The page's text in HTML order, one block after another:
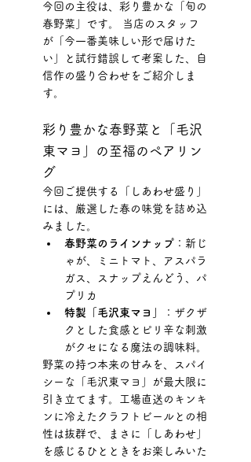
今回の主役は、彩り豊かな「旬の
春野菜」です。 当店のスタッフ
が「今一番美味しい形で届けた
い」と試行錯誤して考案した、自
信作の盛り合わせをご紹介しま
す。
彩り豊かな春野菜と「毛沢
東マヨ」の至福のペアリン
グ
今回ご提供する「しあわせ盛り」
には、厳選した春の味覚を詰め込
みました。
春野菜のラインナップ ：新じ
ゃが、ミニトマト、アスパラ
ガス、スナップえんどう、パ
プリカ
特製「毛沢東マヨ」
：ザクザ
クとした食感とピリ辛な刺激
がクセになる魔法の調味料。
野菜の持つ本来の甘みを、スパイ
シーな「毛沢東マヨ」が最大限に
引き立てます。工場直送のキンキ
ンに冷えたクラフトビールとの相
性は抜群で、まさに「しあわせ」
を感じるひとときをお楽しみいた